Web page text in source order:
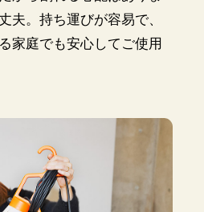
夫。持ち運びが容易で、
家庭でも安心してご使用